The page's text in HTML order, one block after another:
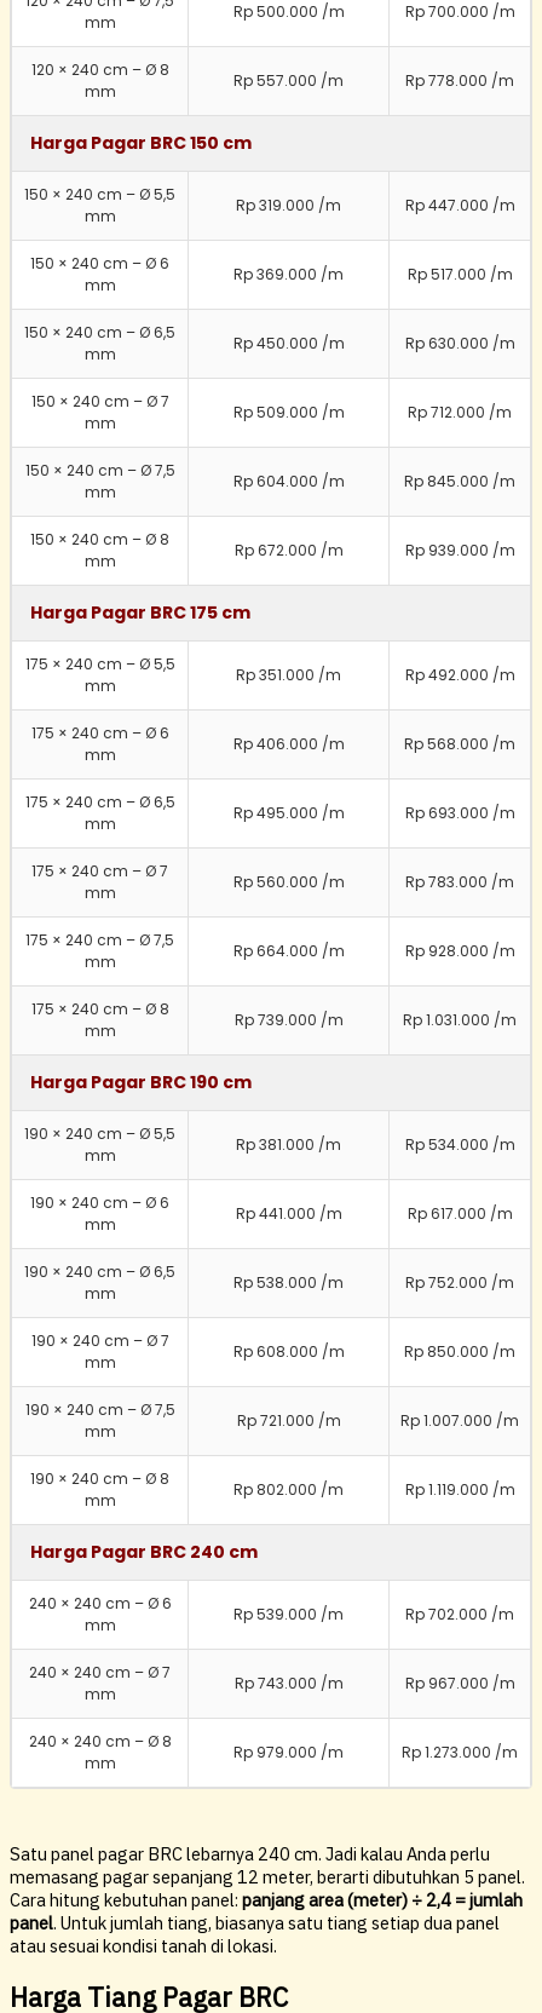
mm
Rp 500.000 /m Rp 700.000 /m
120 × 240 cm – Ø 8
mm
Rp 557.000 /m Rp 778.000 /m
Harga Pagar BRC 150 cm
150 × 240 cm – Ø 5,5
mm
Rp 319.000 /m Rp 447.000 /m
150 × 240 cm – Ø 6
mm
Rp 369.000 /m Rp 517.000 /m
150 × 240 cm – Ø 6,5
mm
Rp 450.000 /m Rp 630.000 /m
150 × 240 cm – Ø 7
mm
Rp 509.000 /m Rp 712.000 /m
150 × 240 cm – Ø 7,5
mm
Rp 604.000 /m Rp 845.000 /m
150 × 240 cm – Ø 8
mm
Rp 672.000 /m Rp 939.000 /m
Harga Pagar BRC 175 cm
175 × 240 cm – Ø 5,5
mm
Rp 351.000 /m Rp 492.000 /m
175 × 240 cm – Ø 6
mm
Rp 406.000 /m Rp 568.000 /m
175 × 240 cm – Ø 6,5
mm
Rp 495.000 /m Rp 693.000 /m
175 × 240 cm – Ø 7
mm
Rp 560.000 /m Rp 783.000 /m
175 × 240 cm – Ø 7,5
mm
Rp 664.000 /m Rp 928.000 /m
175 × 240 cm – Ø 8
mm
Rp 739.000 /m Rp 1.031.000 /m
Harga Pagar BRC 190 cm
190 × 240 cm – Ø 5,5
mm
Rp 381.000 /m Rp 534.000 /m
190 × 240 cm – Ø 6
mm
Rp 441.000 /m Rp 617.000 /m
190 × 240 cm – Ø 6,5
mm
Rp 538.000 /m Rp 752.000 /m
190 × 240 cm – Ø 7
mm
Rp 608.000 /m Rp 850.000 /m
190 × 240 cm – Ø 7,5
mm
Rp 721.000 /m Rp 1.007.000 /m
190 × 240 cm – Ø 8
mm
Rp 802.000 /m Rp 1.119.000 /m
Harga Pagar BRC 240 cm
240 × 240 cm – Ø 6
mm
Rp 539.000 /m Rp 702.000 /m
240 × 240 cm – Ø 7
mm
Rp 743.000 /m Rp 967.000 /m
240 × 240 cm – Ø 8
mm
Rp 979.000 /m Rp 1.273.000 /m
Satu panel pagar BRC lebarnya 240 cm. Jadi kalau Anda perlu
memasang pagar sepanjang 12 meter, berarti dibutuhkan 5 panel.
Cara hitung kebutuhan panel: panjang area (meter) ÷ 2,4 = jumlah
panel. Untuk jumlah tiang, biasanya satu tiang setiap dua panel
atau sesuai kondisi tanah di lokasi.
Harga Tiang Pagar BRC